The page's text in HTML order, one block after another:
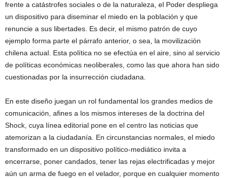
frente a catástrofes sociales o de la naturaleza, el Poder despliega
un dispositivo para diseminar el miedo en la población y que
renuncie a sus libertades. Es decir, el mismo patrón de cuyo
ejemplo forma parte el párrafo anterior, o sea, la movilización
chilena actual. Esta política no se efectúa en el aire, sino al servicio
de políticas económicas neoliberales, como las que ahora han sido
cuestionadas por la insurrección ciudadana.
En este diseño juegan un rol fundamental los grandes medios de
comunicación, afines a los mismos intereses de la doctrina del
Shock, cuya línea editorial pone en el centro las noticias que
atemorizan a la ciudadanía. En circunstancias normales, el miedo
transformado en un dispositivo político-mediático invita a
encerrarse, poner candados, tener las rejas electrificadas y mejor
aún un arma de fuego en el velador, porque en cualquier momento